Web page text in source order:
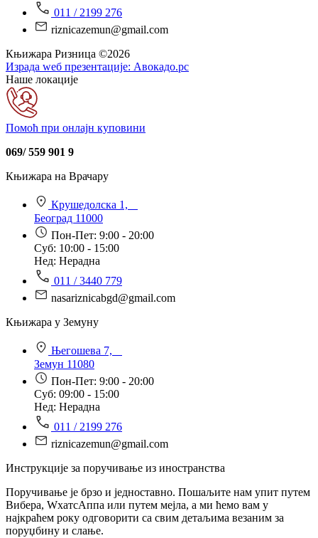
011 / 2199 276
riznicazemun@gmail.com
Књижара Ризница ©️2026
Израда wеб презентације: Авокадо.рс
Наше локације
Помоћ при онлајн куповини
069/ 559 901 9
Књижара на Врачару
Крушедолска 1,
Београд 11000
Пон-Пет: 9:00 - 20:00
Суб: 10:00 - 15:00
Нед: Нерадна
011 / 3440 779
nasariznicabgd@gmail.com
Књижара у Земуну
Његошева 7,
Земун 11080
Пон-Пет: 9:00 - 20:00
Суб: 09:00 - 15:00
Нед: Нерадна
011 / 2199 276
riznicazemun@gmail.com
Инструкције за поручивање из иностранства
Поручивање је брзо и једноставно. Пошаљите нам упит путем
Вибера, WхатсАппа или путем мејла, а ми ћемо вам у
најкраћем року одговорити са свим детаљима везаним за
поруџбину и слање.